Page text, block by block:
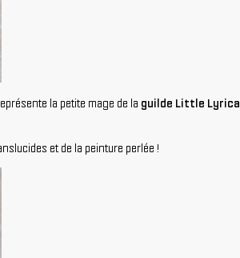
la petite mage de la guilde Little Lyrical
et de la peinture perlée !